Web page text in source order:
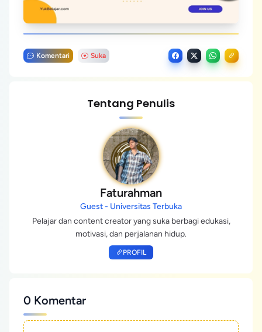
Komentari Suka
Tentang Penulis
Faturahman
Guest - Universitas Terbuka
Pelajar dan content creator yang suka berbagi edukasi,
motivasi, dan perjalanan hidup.
PROFIL
0 Komentar